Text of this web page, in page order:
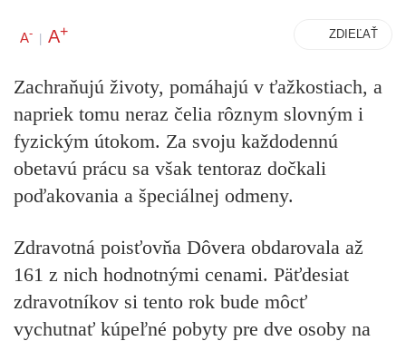
A- | A+ ZDIEĽAŤ
Zachraňujú životy, pomáhajú v ťažkostiach, a
napriek tomu neraz čelia rôznym slovným i
fyzickým útokom. Za svoju každodennú
obetavú prácu sa však tentoraz dočkali
poďakovania a špeciálnej odmeny.
Zdravotná poisťovňa Dôvera obdarovala až
161 z nich hodnotnými cenami. Päťdesiat
zdravotníkov si tento rok bude môcť
vychutnať kúpeľné pobyty pre dve osoby na